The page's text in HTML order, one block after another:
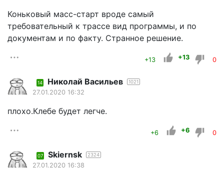
Коньковый масс-старт вроде самый
требовательный к трассе вид программы, и по
документам и по факту. Странное решение.
+13 +13 0
14 Николай Васильев 1021
27.01.2020 16:32
плохо.Клебе будет легче.
+6 +6 0
07 Skiernsk 2324
27.01.2020 16:38